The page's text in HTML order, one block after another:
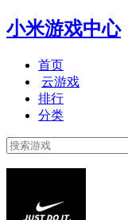
小米游戏中心
首页
云游戏
排行
分类